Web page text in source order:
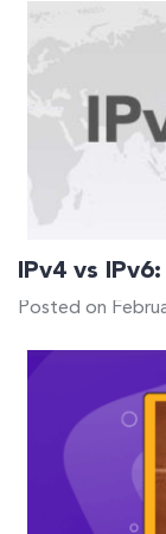
IPv4 vs
Posted on